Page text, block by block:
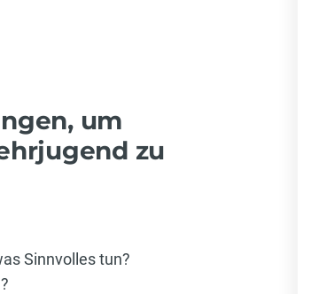
um
zu
Sinnvolles tun?